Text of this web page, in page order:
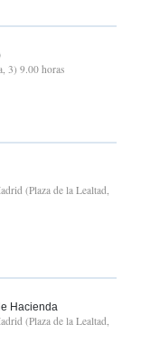
3) 9.00 horas
(Plaza de la Lealtad,
Hacienda
(Plaza de la Lealtad,